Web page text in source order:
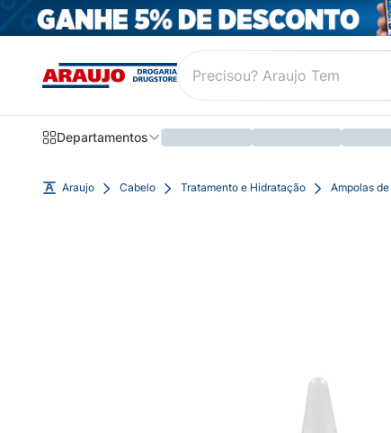
Departamentos
Araujo Cabelo Tratamento e Hidratação Ampolas